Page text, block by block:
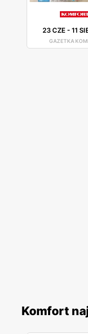
23 CZE -11
GAZETKA
Komfort